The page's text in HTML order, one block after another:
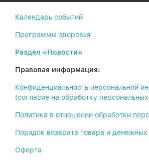
Календарь событий
Программы здоровья
Раздел «Новости»
Правовая информация:
Конфиденциальность персональной
(согласие на обработку
Политика в отношении обработки
Порядок возврата товара и денежных
Оферта